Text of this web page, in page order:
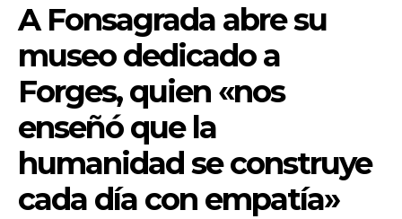
A Fonsagrada abre su
museo dedicado a
Forges, quien «nos
enseñó que la
humanidad se construye
cada día con empatía»